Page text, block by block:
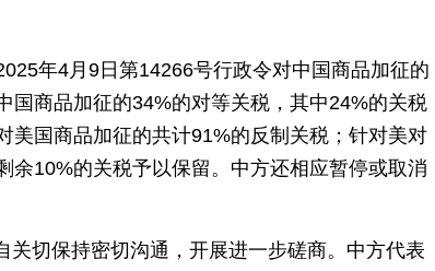
年4月9日第14266号行政令对中国商品加征的
国商品加征的34%的对等关税，其中24%的关税
美国商品加征的共计91%的反制关税；针对美对
余10%的关税予以保留。中方还相应暂停或取消
切保持密切沟通，开展进一步磋商。中方代表